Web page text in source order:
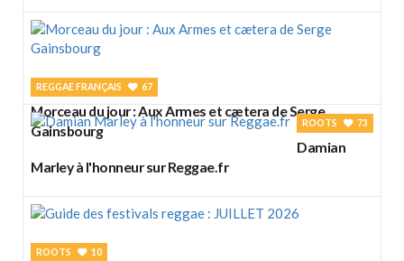
REGGAE FRANÇAIS 67
Morceau du jour : Aux Armes et cætera de Serge
Gainsbourg
ROOTS 73
Damian
Marley à l'honneur sur Reggae.fr
ROOTS 10